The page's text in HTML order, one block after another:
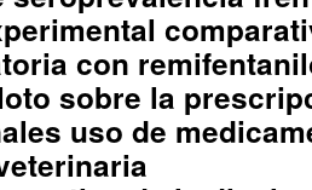
con
sobre la
uso de